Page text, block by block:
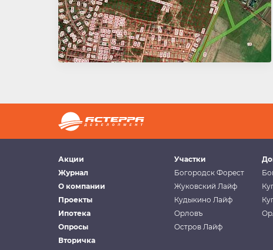
Акции
Журнал
О компании
Проекты
Ипотека
Опросы
Вторичка
Участки
Богородск Форест
Жуковский Лайф
Кудыкино Лайф
Орловъ
Остров Лайф